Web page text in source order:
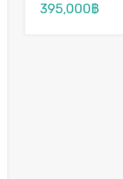
395,000฿